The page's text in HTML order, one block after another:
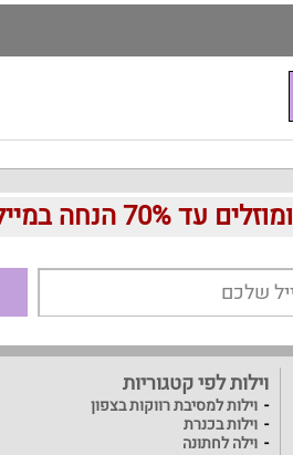
הירשמו עכשיו בחינם:
וילות לפי קטגוריות
וילות למסיבת רווקות בצפון
וילות בכנרת
וילה לחתונה